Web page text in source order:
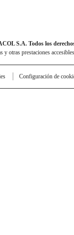
S.A. Todos los
prestaciones
Configuración de